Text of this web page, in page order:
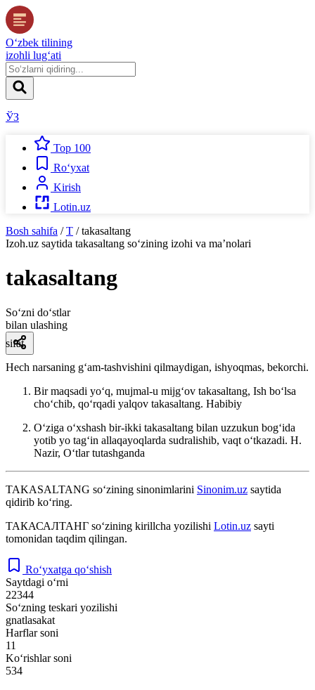
O‘zbek tilining
izohli lug‘ati
ЎЗ
Top 100
Ro‘yxat
Kirish
Lotin.uz
Bosh sahifa / T / takasaltang
Izoh.uz saytida takasaltang so‘zining izohi va ma’nolari
takasaltang
So‘zni do‘stlar
bilan ulashing
sifat
Hech narsaning gʻam-tashvishini qilmaydigan, ishyoqmas, bekorchi.
Bir maqsadi yoʻq, mujmal-u mijgʻov takasaltang, Ish boʻlsa
choʻchib, qoʻrqadi yalqov takasaltang. Habibiy
Oʻziga oʻxshash bir-ikki takasaltang bilan uzzukun bogʻida
yotib yo tagʻin allaqayoqlarda sudralishib, vaqt oʻtkazadi. H.
Nazir, Oʻtlar tutashganda
TAKASALTANG so‘zining sinonimlarini Sinonim.uz saytida
qidirib ko‘ring.
ТАКАСАЛТАНГ so‘zining kirillcha yozilishi Lotin.uz sayti
tomonidan taqdim qilingan.
Ro‘yxatga qo‘shish
Saytdagi o‘rni
22344
So‘zning teskari yozilishi
gnatlasakat
Harflar soni
11
Ko‘rishlar soni
534